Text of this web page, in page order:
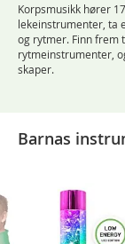
Korpsmusikk hører
lekeinstrumenter, ta
og rytmer. Finn frem
rytmeinstrumenter,
skaper.
Barnas